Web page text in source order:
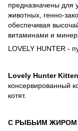
предназначены для
животных, генно-
обеспечивая
витаминами и
LOVELY HUNTER -
Lovely Hunter
консервированный
котят.
С РЫБЬИМ ЖИРОМ